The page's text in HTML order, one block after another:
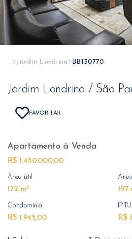
... Jardim Londrina BB130770
Jardim Londrina / São
FAVORITAR
Apartamento à Venda
R$ 1.450.000,00
Área útil
172 m² 197
Condomínio
R$ 1.945,00
IPTU
R$